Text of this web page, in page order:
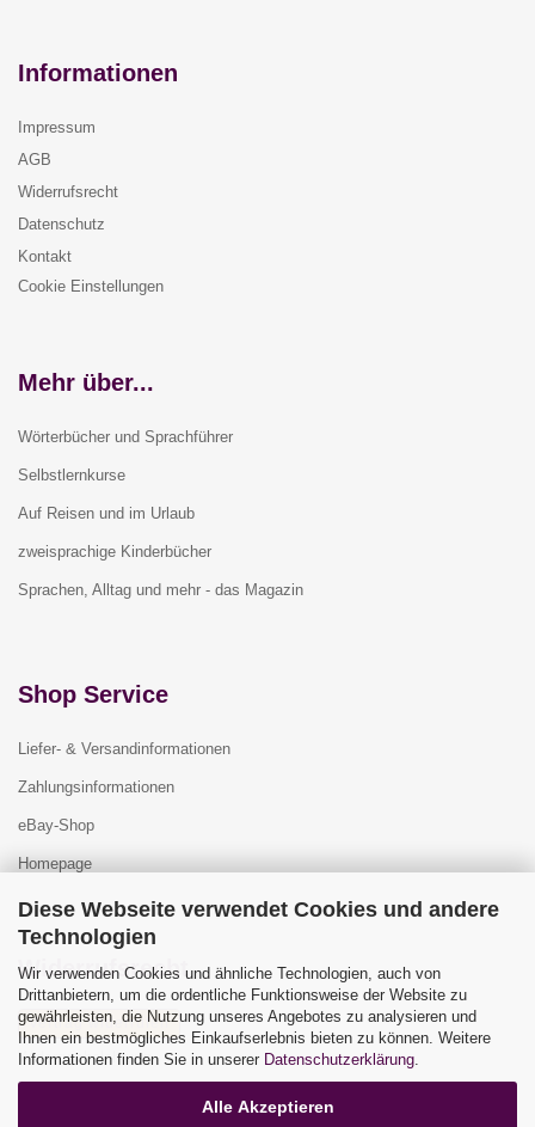
Diese Webseite verwendet Cookies und andere
Technologien
Wir verwenden Cookies und ähnliche Technologien, auch von
Drittanbietern, um die ordentliche Funktionsweise der Website zu
gewährleisten, die Nutzung unseres Angebotes zu analysieren und
Ihnen ein bestmögliches Einkaufserlebnis bieten zu können. Weitere
Informationen finden Sie in unserer Datenschutzerklärung
Alle Akzeptieren
Informationen
Impressum
AGB
Widerrufsrecht
Datenschutz
Kontakt
Cookie Einstellungen
Mehr über...
Wörterbücher und Sprachführer
Selbstlernkurse
Auf Reisen und im Urlaub
zweisprachige Kinderbücher
Sprachen, Alltag und mehr - das Magazin
Shop Service
Liefer- & Versandinformationen
Zahlungsinformationen
eBay-Shop
Homepage
Widerrufsrecht
Vertrag widerrufen
Widerrufsbelehrung